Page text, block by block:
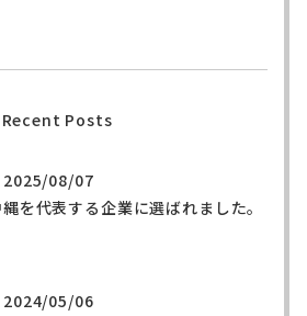
Recent Posts
2025/08/07
を代表する企業に選ばれました。
2024/05/06